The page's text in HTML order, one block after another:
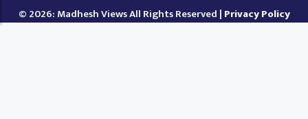
© 2026: Madhesh Views All Rights Reserved | Privacy Policy